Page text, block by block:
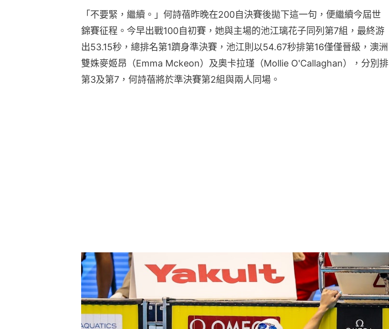
「不要緊，繼續。」何詩蓓昨晚在200自決賽後拋下這一句，便繼續今屆世
錦賽征程。今早出戰100自初賽，她與主場的池江璃花子同列第7組，最終游
出53.15秒，總排名第1躋身準決賽，池江則以54.67秒排第16僅僅晉級，澳洲
雙姝麥姬昂（Emma Mckeon）及奧卡拉瑾（Mollie O'Callaghan），分別排
第3及第7，何詩蓓將於準決賽第2組與兩人同場。